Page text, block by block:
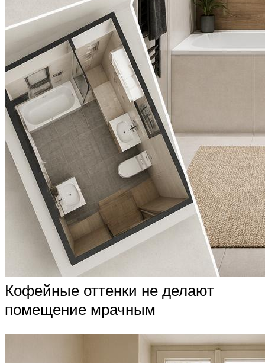
Кофейные оттенки не делают
помещение мрачным